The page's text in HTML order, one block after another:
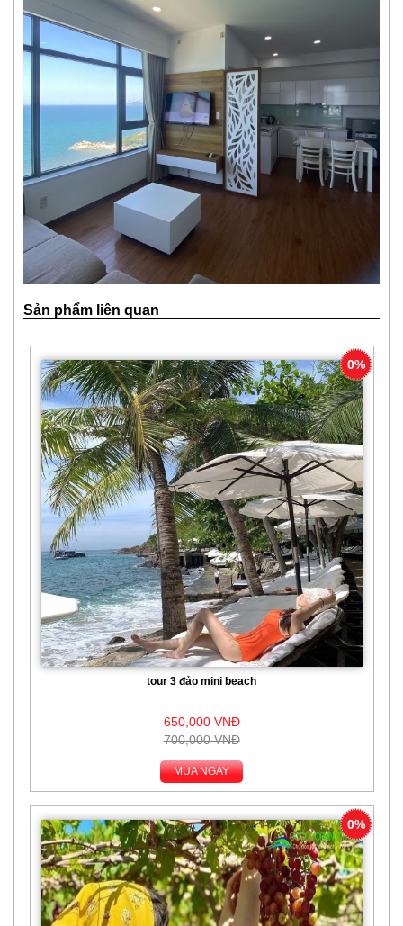
Sản phẩm liên quan
0%
tour 3 đảo mini beach
650,000 VNĐ
700,000 VNĐ
MUA NGAY
0%